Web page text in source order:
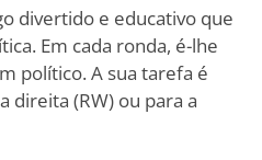
divertido e educativo que
Em cada ronda, é-lhe
político. A sua tarefa é
direita (RW) ou para a